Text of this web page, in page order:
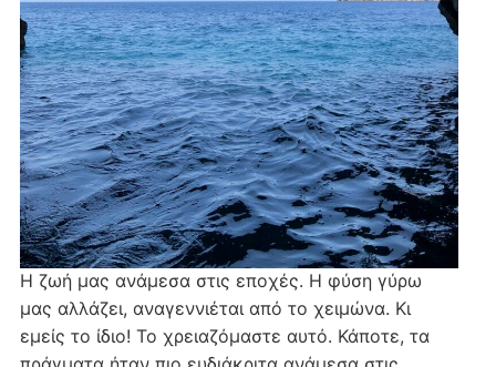
Η ζωή μας ανάμεσα στις εποχές. Η φύση γύρω
μας αλλάζει, αναγεννιέται από το χειμώνα. Κι
εμείς το ίδιο! Το χρειαζόμαστε αυτό. Κάποτε, τα